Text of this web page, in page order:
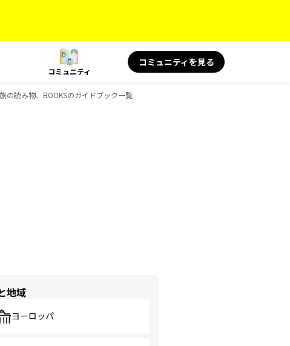
コミュニティ
コミュニティを見る
の読み物、BOOKSのガイドブック一覧
地域
ヨーロッパ